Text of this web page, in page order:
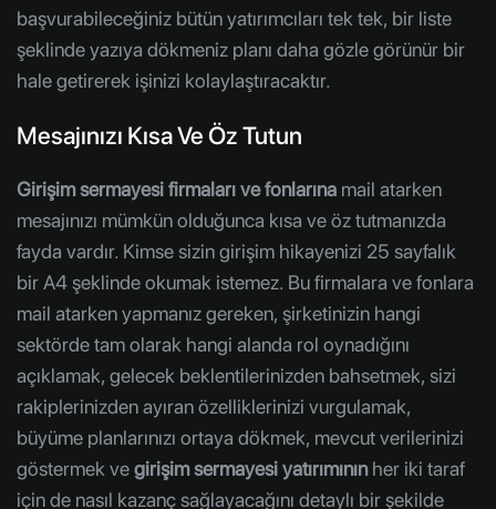
başvurabileceğiniz bütün yatırımcıları tek tek, bir liste
şeklinde yazıya dökmeniz planı daha gözle görünür bir
hale getirerek işinizi kolaylaştıracaktır.
Mesajınızı Kısa Ve Öz Tutun
Girişim sermayesi firmalarıvefonlarına mail atarken
mesajınızı mümkün olduğunca kısa ve öz tutmanızda
fayda vardır. Kimse sizin girişim hikayenizi 25 sayfalık
bir A4 şeklinde okumak istemez. Bu firmalara ve fonlara
mail atarken yapmanız gereken, şirketinizin hangi
sektörde tam olarak hangi alanda rol oynadığını
açıklamak, gelecek beklentilerinizden bahsetmek, sizi
rakiplerinizden ayıran özelliklerinizi vurgulamak,
büyüme planlarınızı ortaya dökmek, mevcut verilerinizi
göstermek vegirişim sermayesi yatırımınınher iki taraf
için de nasıl kazanç sağlayacağını detaylı bir şekilde